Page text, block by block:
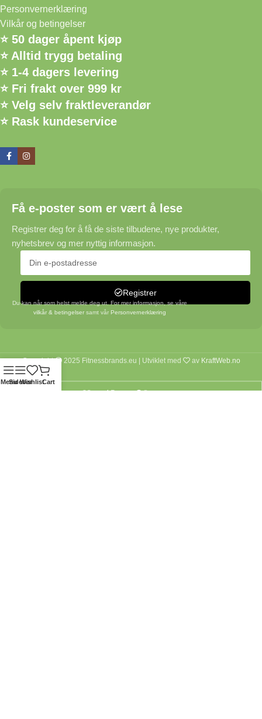
Personvernerklæring
Vilkår og betingelser
⭐ 50 dager åpent kjøp
⭐ Alltid trygg betaling
⭐ 1-4 dagers levering
⭐ Fri frakt over 999 kr
⭐ Velg selv fraktleverandør
⭐ Rask kundeservice
Få e-poster som er vært å lese
Registrer deg for å få de siste tilbudene, nye produkter,
nyhetsbrev og mer nyttig informasjon.
Registrer
Du kan når som helst melde deg ut. For mer informasjon, se våre
vilkår & betingelsersamt vår Personvernerklæring
Copyright 2025 Fitnessbrands.eu | Utviklet med av KraftWeb.no
MenuSidebarWishlistCart